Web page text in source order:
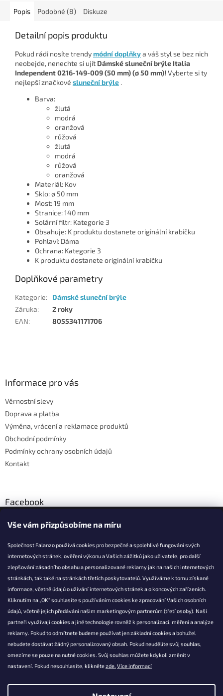
Vše vám přizpůsobíme na míru
Společnost Falanzo používá cookies pro bezpečné a spolehlivé fungování svých
internetových stránek, ověření výkonu a Vašich zážitků jako uživatele, pro další
zlepšování zásadního obsahu a personalizované reklamy jak na našich internetových
stránkách, tak také na stránkách třetích poskytovatelů. Využíváme k tomu získané
informace, včetně údajů o užívání internetových stránek a o koncových zařízeních.
Kliknutím na „OK“ souhlasíte s používáním cookies ke zpracování Vašich osobních
údajů, včetně jejich předávání našim marketingovým partnerům (třetí osoby). Naši
partneři využívají cookies a jiné technologie rovněž k personalizaci, měření a analýze
reklamy. Pokud to odmítnete budeme používat jen základní cookies a bohužel
nebudete dostávat žádný personalizovaný obsah. Pokud neudělíte svůj souhlas,
omezíme se pouze na nutné cookies. Svůj souhlas můžete kdykoli změnit v
nastavení. Pokud nesouhlasíte, kliknětezde. Více informací
Popis Podobné (8) Diskuze
Detailní popis produktu
Pokud rádi nosíte trendymódní doplňkya váš styl se bez nich
neobejde, nenechte si ujít Dámské sluneční brýle Italia
Independent 0216-149-009 (50 mm) (ø 50 mm)!Vyberte si ty
nejlepší značkové sluneční brýle .
Barva:
žlutá
modrá
oranžová
růžová
žlutá
modrá
růžová
oranžová
Materiál: Kov
Sklo: ø 50 mm
Most: 19 mm
Stranice: 140 mm
Solární filtr: Kategorie 3
Obsahuje: K produktu dostanete originální krabičku
Pohlaví: Dáma
Ochrana: Kategorie 3
K produktu dostanete originální krabičku
Doplňkové parametry
Kategorie:
Dámské sluneční brýle
Záruka:
2 roky
EAN: 8055341171706
Informace pro vás
Věrnostní slevy
Doprava a platba
Výměna, vrácení a reklamace produktů
Obchodní podmínky
Podmínky ochrany osobních údajů
Kontakt
Facebook
KONTAKT
info@falanzo.cz
Falanzo.cz
FalanzoCZ